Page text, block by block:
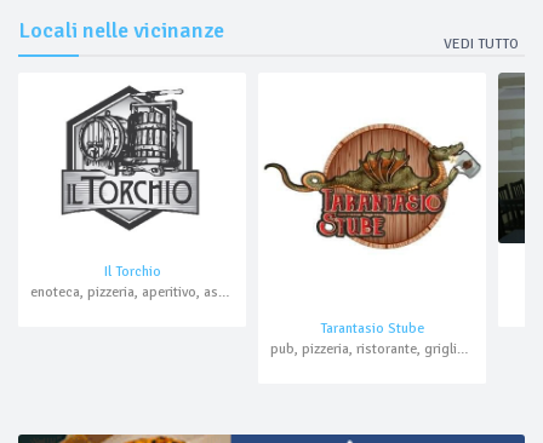
Locali nelle vicinanze
VEDI TUTTO
Il Torchio
enoteca, pizzeria, aperitivo, asporto, domicilio, pranzo di lavoro
Tarantasio Stube
pub, pizzeria, ristorante, griglieria